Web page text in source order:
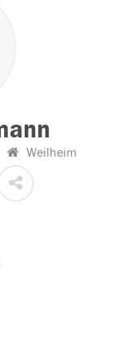
Weilheim